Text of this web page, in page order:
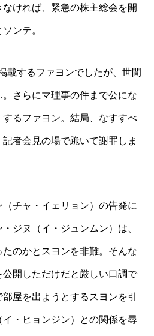
ければ、緊急の株主総会を開
ンテ。
載するファヨンでしたが、世間
さらにマ理事の件まで公にな
るファヨン。結局、なすすべ
者会見の場で跪いて謝罪しま
チャ・イェリョン）の告発に
ジヌ（イ・ジュンムン）は、
のかとスヨンを非難。そんな
開しただけだと厳しい口調で
屋を出ようとするスヨンを引
・ヒョンジン）との関係を尋